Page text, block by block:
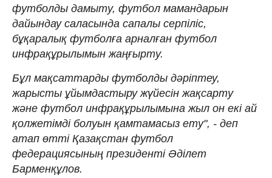
футболды дамыту, футбол мамандарын
дайындау саласында сапалы серпіліс,
бұқаралық футболға арналған футбол
инфрақұрылымын жаңғырту.
Бұл мақсаттарды футболды дәріптеу,
жарысты ұйымдастыру жүйесін жақсарту
және футбол инфрақұрылымына жыл он екі ай
қолжетімді болуын қамтамасыз ету", - деп
атап өтті Қазақстан футбол
федерациясының президенті Әділет
Барменқұлов.